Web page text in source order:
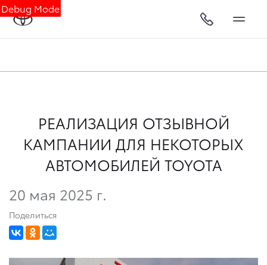
Debug Mode
РЕАЛИЗАЦИЯ ОТЗЫВНОЙ
КАМПАНИИ ДЛЯ НЕКОТОРЫХ
АВТОМОБИЛЕЙ TOYOTA
20 мая 2025 г.
Поделиться